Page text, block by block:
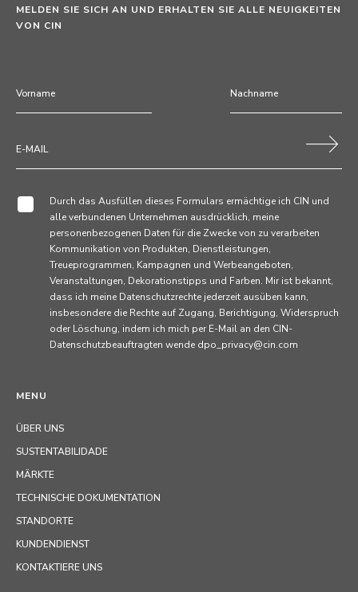
MENU
ÜBER UNS
SUSTENTABILIDADE
MÄRKTE
TECHNISCHE DOKUMENTATION
STANDORTE
KUNDENDIENST
KONTAKTIERE UNS
MELDEN SIE SICH AN UND ERHALTEN SIE ALLE NEUIGKEITEN
VON CIN
Durch das Ausfüllen dieses Formulars ermächtige ich CIN und
alle verbundenen Unternehmen ausdrücklich, meine
personenbezogenen Daten für die Zwecke von zu verarbeiten
Kommunikation von Produkten, Dienstleistungen,
Treueprogrammen, Kampagnen und Werbeangeboten,
Veranstaltungen, Dekorationstipps und Farben. Mir ist bekannt,
dass ich meine Datenschutzrechte jederzeit ausüben kann,
insbesondere die Rechte auf Zugang, Berichtigung, Widerspruch
oder Löschung, indem ich mich per E-Mail an den CIN-
Datenschutzbeauftragten wende dpo_privacy@cin.com